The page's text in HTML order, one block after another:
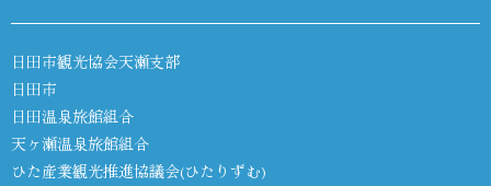
日田市観光協会天瀬支部
日田市
日田温泉旅館組合
天ヶ瀬温泉旅館組合
ひた産業観光推進協議会(ひたりずむ)